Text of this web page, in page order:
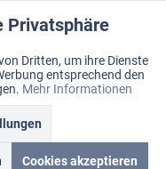
Warenkorb
Mein Konto
Aktiv
Inaktiv
Inaktiv
Privatsphäre
Dritten, um ihre Dienste
entsprechend den
Mehr Informationen
Cookies akzeptieren